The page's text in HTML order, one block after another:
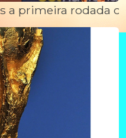
a primeira rodada